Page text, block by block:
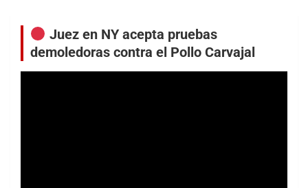
Juez en NY acepta pruebas
demoledoras contra el Pollo Carvajal